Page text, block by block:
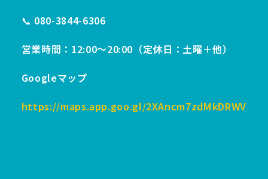
📞 080-3844-6306
営業時間：12:00〜20:00（定休日：土曜＋他）
Googleマップ
https://maps.app.goo.gl/2XAncm7zdMkDRWV7A